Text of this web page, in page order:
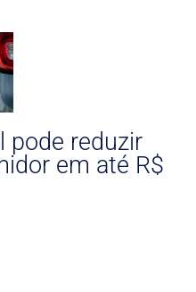
pode reduzir
em até R$